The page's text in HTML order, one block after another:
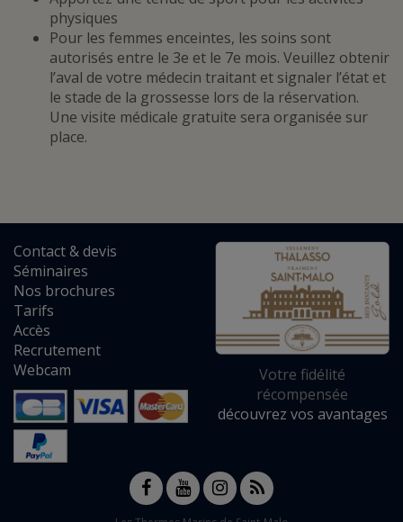
physiques
Pour les femmes enceintes, les soins sont
autorisés entre le 3e et le 7e mois. Veuillez obtenir
l’aval de votre médecin traitant et signaler l’état et
le stade de la grossesse lors de la réservation.
Une visite médicale gratuite sera organisée sur
place.
Contact&devis
Séminaires
Nos brochures
Tarifs
Accès
Recrutement
Webcam
Votre fidélité
récompensée
découvrez vos avantages